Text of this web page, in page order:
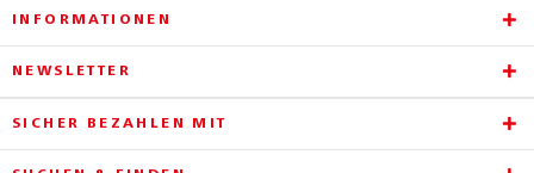
INFORMATIONEN
NEWSLETTER
SICHER BEZAHLEN MIT